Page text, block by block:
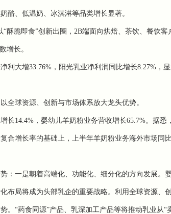
酪、低温奶、冰淇淋等品类增长显著。
脆即食”创新出圈，2B端面向烘焙、茶饮、餐饮客
增长。
大增33.76%，阳光乳业净利润同比增长8.27%，
球资源、创新与市场体系放大龙头优势。
14.4%，婴幼儿羊奶粉业务营收增长65.7%。据悉
合增长率的基础上，上半年羊奶粉业务海外市场同
一是朝着高端化、功能化、细分化的方向发展。
布局将成为头部乳企的重要战略。利用全球资源、
“药食同源”产品、乳深加工产品等将推动乳业从“